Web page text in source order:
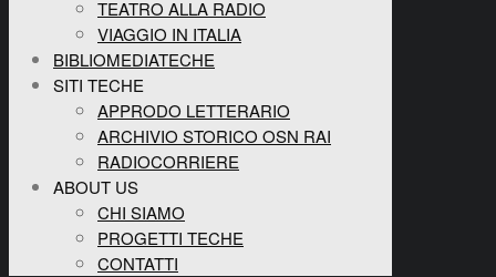
TEATRO ALLA RADIO
VIAGGIO IN ITALIA
BIBLIOMEDIATECHE
SITI TECHE
APPRODO LETTERARIO
ARCHIVIO STORICO OSN RAI
RADIOCORRIERE
ABOUT US
CHI SIAMO
PROGETTI TECHE
CONTATTI